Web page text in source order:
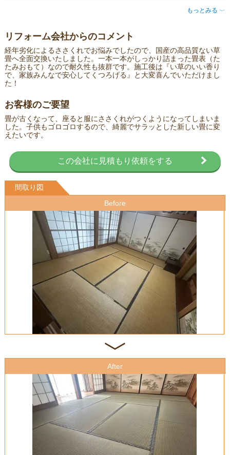
もっとみる 〈
リフォーム会社からのコメント
経年劣化によるささくれでお悩みでしたので、国産の高品質ない草
畳へ全面交換いたしました。一本一本がしっかり詰まった畳表（た
たみおもて）なので耐久性も抜群です。施工後は『い草のいい香り
で、家族みんなで安心してくつろげる』と大変喜んでいただけまし
た！
お客様のご要望
畳が古くなって、座ると服にささくれがつくようになってしまいま
した。子供もゴロゴロするので、綺麗でサラッとした新しい畳に変
えたいです。
この会社に見積もり依頼をする
間取り図
Before
After